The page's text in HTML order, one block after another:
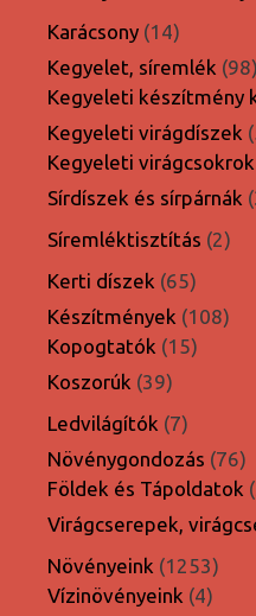
Karácsony 1414
termék
Kegyelet, síremlék 98
Kegyeleti készítmény
Kegyeleti virágdíszek
Kegyeleti virágcsokrok
Sírdíszek és sírpárnák
Síremléktisztítás 22
Kerti díszek 6565
termék
Készítmények 108108
Kopogtatók 1515
Koszorúk 3939
termék
Ledvilágítók 77
termék
Növénygondozás 7676
Földek és Tápoldatok
Virágcserepek,
Növényeink 12531253
Vízinövényeink 44